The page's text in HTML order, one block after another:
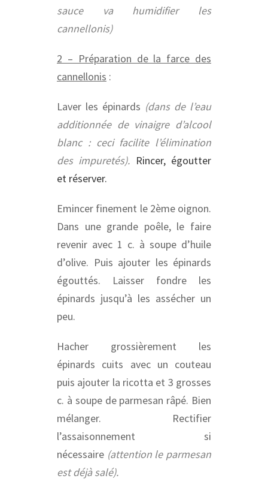
sauce va humidifier les
cannellonis)
2 – Préparation de la farce des
cannellonis :
Laver les épinards (dans de l’eau
additionnée de vinaigre d’alcool
blanc : ceci facilite l’élimination
des impuretés). Rincer, égoutter
et réserver.
Emincer finement le 2ème oignon.
Dans une grande poêle, le faire
revenir avec 1 c. à soupe d’huile
d’olive. Puis ajouter les épinards
égouttés. Laisser fondre les
épinards jusqu’à les assécher un
peu.
Hacher grossièrement les
épinards cuits avec un couteau
puis ajouter la ricotta et 3 grosses
c. à soupe de parmesan râpé. Bien
mélanger. Rectifier
l’assaisonnement si
nécessaire (attention le parmesan
est déjà salé).